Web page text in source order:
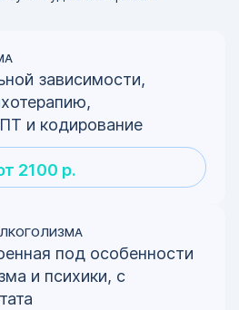
зависимости,
и кодирование
2100 р.
под особенности
и психики, с